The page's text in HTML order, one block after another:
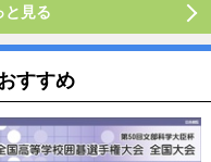
と見る
すすめ